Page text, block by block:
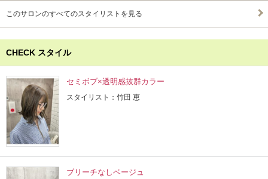
このサロンのすべてのスタイリストを見る
CHECK スタイル
セミボブ×透明感抜群カラー
スタイリスト：竹田 恵
ブリーチなしベージュ